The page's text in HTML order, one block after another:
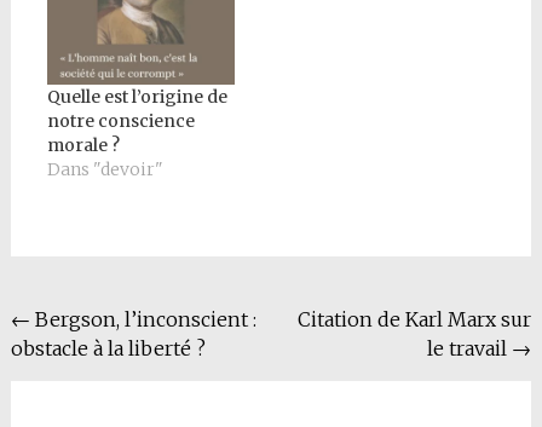
Quelle est l’origine de
notre conscience
morale ?
Dans "devoir"
Navigation
de
← Bergson, l’inconscient :
obstacle à la liberté ?
Citation de Karl Marx sur
le travail →